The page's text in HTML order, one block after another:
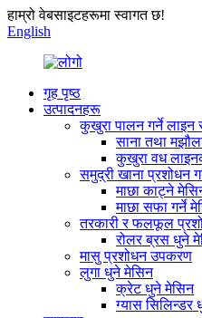
हाम्रो वेबसाइटहरूमा स्वागत छ!
English
गृह पृष्ठ
उत्पादनहरू
कुखुरा पालन गर्ने लाइन
साना तथा
कुखुरा वध
समुद्री खाना प्रशोधन
माछा काट्ने
माछा सफा गर्ने
तरकारी र फलफूल
रोलर ब्रस धुने
मासु प्रशोधन उपकरण
लुगा धुने मेसिन
क्रेट धुने मेसिन
ग्यास सिलिन्डर